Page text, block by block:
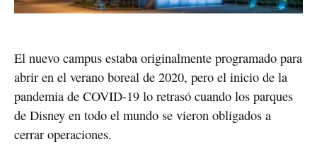
El nuevo campus estaba originalmente programado para
abrir en el verano boreal de 2020, pero el inicio de la
pandemia de COVID-19 lo retrasó cuando los parques
de Disney en todo el mundo se vieron obligados a
cerrar operaciones.